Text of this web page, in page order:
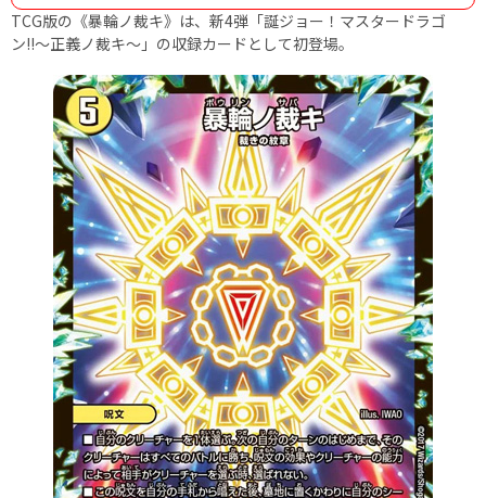
TCG版の《暴輪ノ裁キ》は、新4弾「誕ジョー！マスタードラゴ
ン!!〜正義ノ裁キ〜」の収録カードとして初登場。